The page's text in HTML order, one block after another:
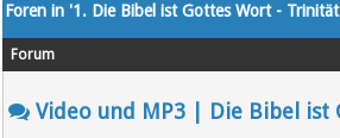
Foren in '1. Die Bibel ist Gottes Wort -
Forum
Video und MP3 | Die Bibel ist